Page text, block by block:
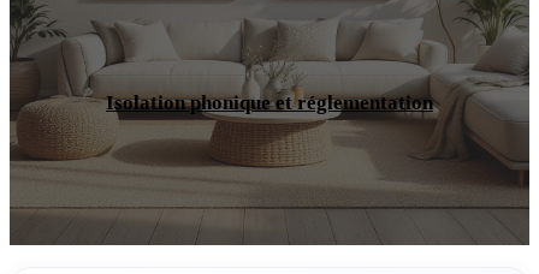
Isolation phonique et réglementation